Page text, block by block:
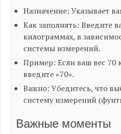
Назначение: Указывает
Как заполнять: Введите
килограммах, в
системы измерений.
Пример: Если ваш вес 70
введите «70».
Важно: Убедитесь, что
систему измерений
Важные моменты